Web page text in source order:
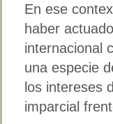
En ese
haber
internacional
una especie
los intereses
imparcial